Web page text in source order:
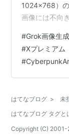
1024x768）
画像には不向
た。 実際の画
そして、こち
たサイズ例 旧
4:3） 新仕様
#Grok画像生成
#Xプレミアム
#
はてなブログ > 未
はてなブログ タグと
Copyright (C) 2001-